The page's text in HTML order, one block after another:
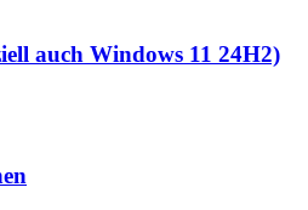
auch Windows 11 24H2)